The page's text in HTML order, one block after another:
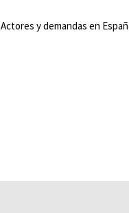
Actores y demandas en